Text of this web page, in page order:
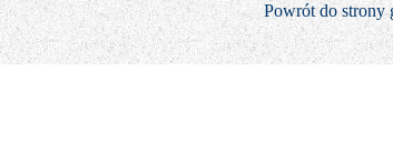
Powrót do strony